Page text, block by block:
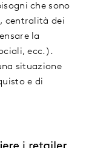
che sono
centralità dei
la
ecc.).
situazione
e di